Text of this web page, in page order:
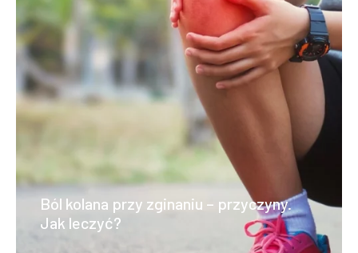
Ból kolana przy zginaniu – przyczyny.
Jak leczyć?